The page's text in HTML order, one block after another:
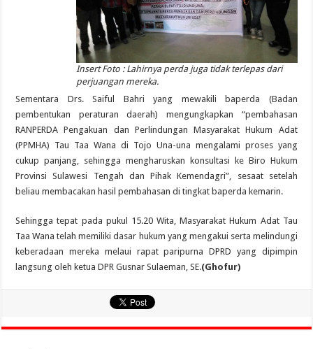
Insert Foto : Lahirnya perda juga tidak terlepas dari
perjuangan mereka.
Sementara Drs. Saiful Bahri yang mewakili baperda (Badan
pembentukan peraturan daerah) mengungkapkan “pembahasan
RANPERDA Pengakuan dan Perlindungan Masyarakat Hukum Adat
(PPMHA) Tau Taa Wana di Tojo Una-una mengalami proses yang
cukup panjang, sehingga mengharuskan konsultasi ke Biro Hukum
Provinsi Sulawesi Tengah dan Pihak Kemendagri”, sesaat setelah
beliau membacakan hasil pembahasan di tingkat baperda kemarin.
Sehingga tepat pada pukul 15.20 Wita, Masyarakat Hukum Adat Tau
Taa Wana telah memiliki dasar hukum yang mengakui serta melindungi
keberadaan mereka melaui rapat paripurna DPRD yang dipimpin
langsung oleh ketua DPR Gusnar Sulaeman, SE.(Ghofur)